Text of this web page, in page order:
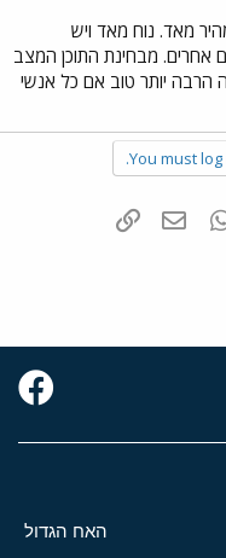
מאד. נוח מאד ויש
אחרים. מבחינת התוכן המצב
הרבה יותר טוב אם כל אנשי
You must
WhatsAppדואר אלקטרוני
האח הגדול